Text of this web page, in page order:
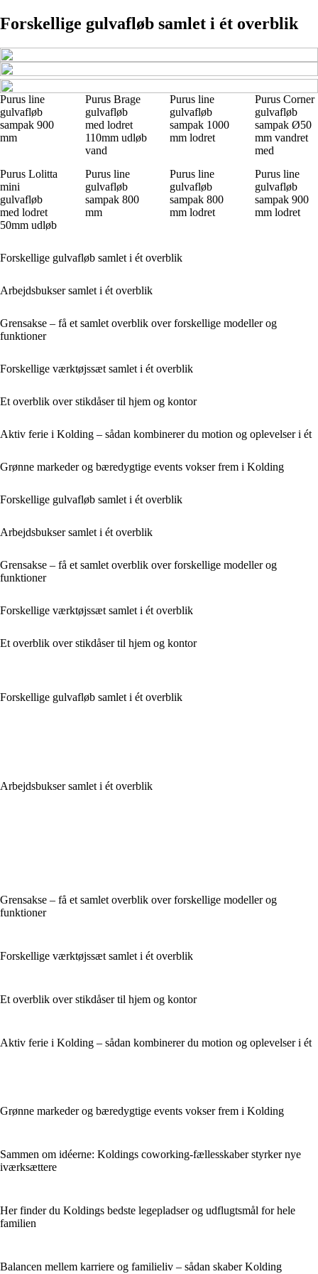
Forskellige gulvafløb samlet i ét overblik
Purus line
gulvafløb
sampak 900
mm
Purus Brage
gulvafløb
med lodret
110mm udløb
vand
Purus line
gulvafløb
sampak 1000
mm lodret
Purus Corner
gulvafløb
sampak Ø50
mm vandret
med
Purus Lolitta
mini
gulvafløb
med lodret
50mm udløb
Purus line
gulvafløb
sampak 800
mm
Purus line
gulvafløb
sampak 800
mm lodret
Purus line
gulvafløb
sampak 900
mm lodret
Forskellige gulvafløb samlet i ét overblik
Arbejdsbukser samlet i ét overblik
Grensakse – få et samlet overblik over forskellige modeller og
funktioner
Forskellige værktøjssæt samlet i ét overblik
Et overblik over stikdåser til hjem og kontor
Aktiv ferie i Kolding – sådan kombinerer du motion og oplevelser i ét
Grønne markeder og bæredygtige events vokser frem i Kolding
Forskellige gulvafløb samlet i ét overblik
Arbejdsbukser samlet i ét overblik
Grensakse – få et samlet overblik over forskellige modeller og
funktioner
Forskellige værktøjssæt samlet i ét overblik
Et overblik over stikdåser til hjem og kontor
Forskellige gulvafløb samlet i ét overblik
Arbejdsbukser samlet i ét overblik
Grensakse – få et samlet overblik over forskellige modeller og
funktioner
Forskellige værktøjssæt samlet i ét overblik
Et overblik over stikdåser til hjem og kontor
Aktiv ferie i Kolding – sådan kombinerer du motion og oplevelser i ét
Grønne markeder og bæredygtige events vokser frem i Kolding
Sammen om idéerne: Koldings coworking-fællesskaber styrker nye
iværksættere
Her finder du Koldings bedste legepladser og udflugtsmål for hele
familien
Balancen mellem karriere og familieliv – sådan skaber Kolding